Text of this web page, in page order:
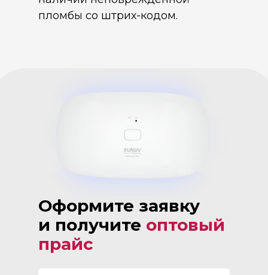
пломбы со штрих-кодом.
Оформите заявку
и получите оптовый
прайс